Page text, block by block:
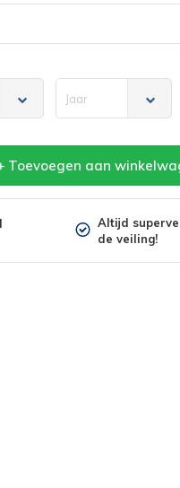
Jaar
Toevoegen aan
Altijd
de veiling!